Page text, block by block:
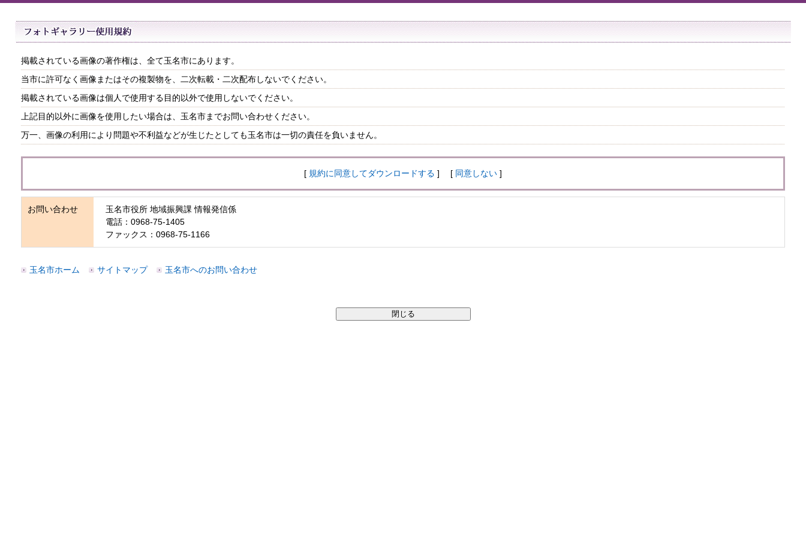
掲載されている画像の著作権は、全て玉名市にあります。
当市に許可なく画像またはその複製物を、二次転載・二次配布しないでください。
掲載されている画像は個人で使用する目的以外で使用しないでください。
上記目的以外に画像を使用したい場合は、玉名市までお問い合わせください。
万一、画像の利用により問題や不利益などが生じたとしても玉名市は一切の責任を負いません。
[ 規約に同意してダウンロードする ] [ 同意しない ]
お問い合わせ
玉名市役所 地域振興課 情報発信係
電話：0968-75-1405
ファックス：0968-75-1166
玉名市ホーム サイトマップ 玉名市へのお問い合わせ